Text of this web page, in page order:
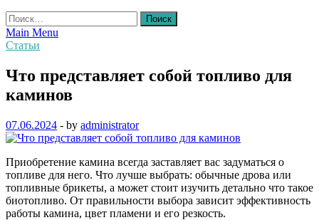
Найти:
Main Menu
Статьи
Что представляет собой топливо для
каминов
07.06.2024 - by administrator
Приобретение камина всегда заставляет вас задуматься о
топливе для него. Что лучше выбрать: обычные дрова или
топливные брикеты, а может стоит изучить детально что такое
биотопливо. От правильности выбора зависит эффективность
работы камина, цвет пламени и его резкость.